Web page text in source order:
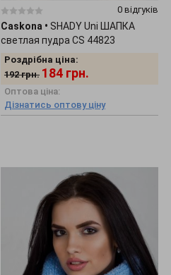
0 відгуків
Caskona • SHADY Uni ШАПКА
светлая пудра CS 44823
Роздрібна ціна:
192 грн. 184 грн.
Оптова ціна:
Дізнатись оптову ціну